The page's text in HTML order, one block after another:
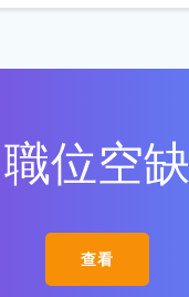
職位空缺
查看